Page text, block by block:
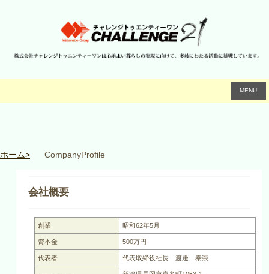
MENU
ホーム> CompanyProfile
会社概要
創業 昭和62年5月
資本金 500万円
代表者 代表取締役社長 渡邊 泰崇